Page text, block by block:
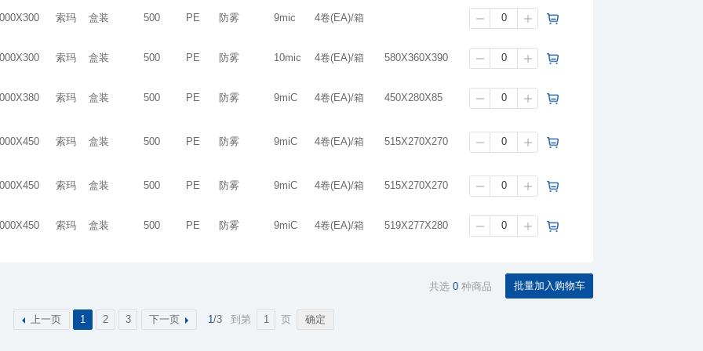
索玛 盒装 500 PE 防雾 9mic 4卷(EA)/箱
索玛 盒装 500 PE 防雾 10mic 4卷(EA)/箱 580X360X390
索玛 盒装 500 PE 防雾 9miC 4卷(EA)/箱 450X280X85
索玛 盒装 500 PE 防雾 9miC 4卷(EA)/箱 515X270X270
索玛 盒装 500 PE 防雾 9miC 4卷(EA)/箱 515X270X270
索玛 盒装 500 PE 防雾 9miC 4卷(EA)/箱 519X277X280
共选0 种商品
上一页 1 2 3 下一页 1/3 到第 页